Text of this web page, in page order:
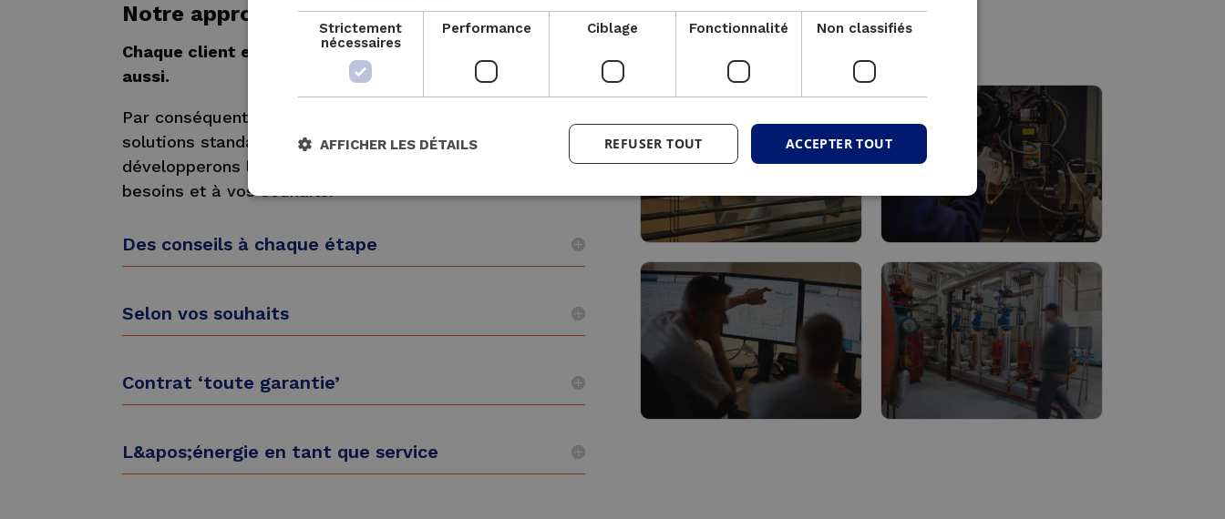
Notre approche
Chaque client est différent… chaque solution l’est
aussi.
Par conséquent, vous ne trouverez pas chez nous de
solutions standard prêtes à l’emploi, mais nous
développerons la solution qui répondra le mieux à vos
besoins et à vos souhaits.
Des conseils à chaque étape
Selon vos souhaits
Contrat ‘toute garantie’
L&apos;énergie en tant que service
Conception &
Construction
Lire plus
Maintenance
Lire plus
Strictement
nécessaires
Performance Ciblage Fonctionnalité Non classifiés
ACCEPTER TOUT
REFUSER TOUT
AFFICHER LES DÉTAILS